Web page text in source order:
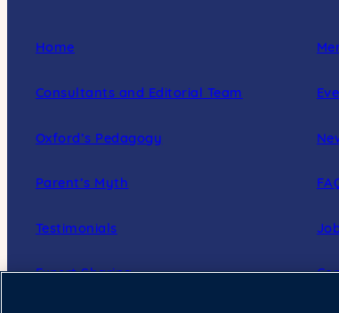
Home
Consultants and Editorial Team
Oxford’s Pedagogy
Parent’s Myth
Testimonials
Expert Sharing